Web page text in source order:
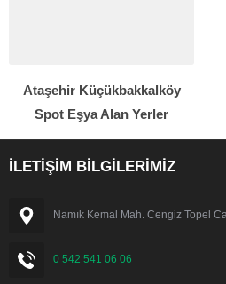
Ataşehir Küçükbakkalköy
Spot Eşya Alan Yerler
İLETİŞİM BİLGİLERİMİZ
Namık Kemal Mah. Cengiz Topel
0 542 541 06 06